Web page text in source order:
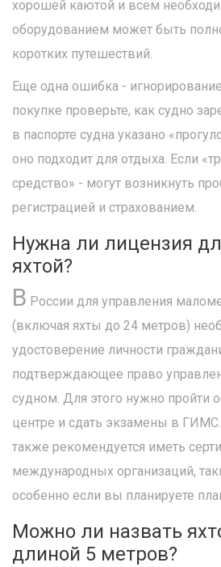
хорошей каютой и всем
оборудованием может быть
коротких путешествий.
Еще одна ошибка -
покупке проверьте, как судно
в паспорте судна указано
оно подходит для отдыха. Если
средство» - могут возникнуть
регистрацией и страхованием.
Нужна ли лицензия
яхтой?
В России для управления
(включая яхты до 24 метров)
удостоверение личности
подтверждающее право
судном. Для этого нужно пройти
центре и сдать экзамены в
также рекомендуется иметь
международных организаций,
особенно если вы планируете
Можно ли назвать
длиной 5 метров?